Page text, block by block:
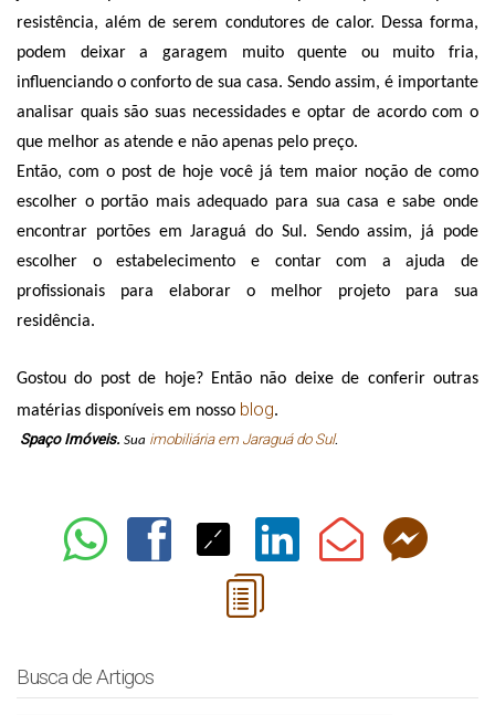
resistência, além de serem condutores de calor. Dessa forma,
podem deixar a garagem muito quente ou muito fria,
influenciando o conforto de sua casa. Sendo assim, é importante
analisar quais são suas necessidades e optar de acordo com o
que melhor as atende e não apenas pelo preço.
Então, com o post de hoje você já tem maior noção de como
escolher o portão mais adequado para sua casa e sabe onde
encontrar portões em Jaraguá do Sul. Sendo assim, já pode
escolher o estabelecimento e contar com a ajuda de
profissionais para elaborar o melhor projeto para sua
residência.
Gostou do post de hoje? Então não deixe de conferir outras
matérias disponíveis em nosso blog.
Spaço Imóveis. Sua imobiliária em Jaraguá do Sul.
Busca de Artigos